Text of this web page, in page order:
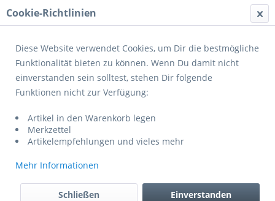
Menü
Übersicht Fahrradbrillen
Cookie-Richtlinien
Diese Website verwendet Cookies, um Dir die bestmögliche
Funktionalität bieten zu können. Wenn Du damit nicht
einverstanden sein solltest, stehen Dir folgende
Funktionen nicht zur Verfügung:
Artikel in den Warenkorb legen
Merkzettel
Artikelempfehlungen und vieles mehr
Mehr Informationen
Einverstanden
Schließen